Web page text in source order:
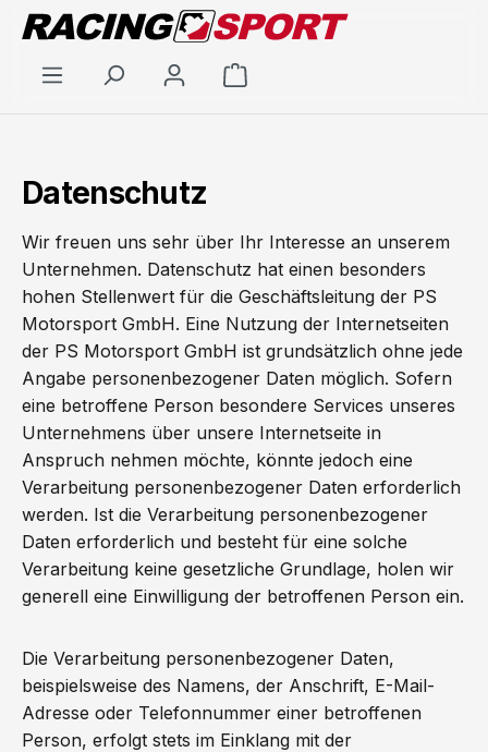
Zum Hauptinhalt springen
Warenkorb enthält 0
Datenschutz
Wir freuen uns sehr über Ihr Interesse an unserem
Unternehmen. Datenschutz hat einen besonders
hohen Stellenwert für die Geschäftsleitung der PS
Motorsport GmbH. Eine Nutzung der Internetseiten
der PS Motorsport GmbH ist grundsätzlich ohne jede
Angabe personenbezogener Daten möglich. Sofern
eine betroffene Person besondere Services unseres
Unternehmens über unsere Internetseite in
Anspruch nehmen möchte, könnte jedoch eine
Verarbeitung personenbezogener Daten erforderlich
werden. Ist die Verarbeitung personenbezogener
Daten erforderlich und besteht für eine solche
Verarbeitung keine gesetzliche Grundlage, holen wir
generell eine Einwilligung der betroffenen Person ein.
Die Verarbeitung personenbezogener Daten,
beispielsweise des Namens, der Anschrift, E-Mail-
Adresse oder Telefonnummer einer betroffenen
Person, erfolgt stets im Einklang mit der